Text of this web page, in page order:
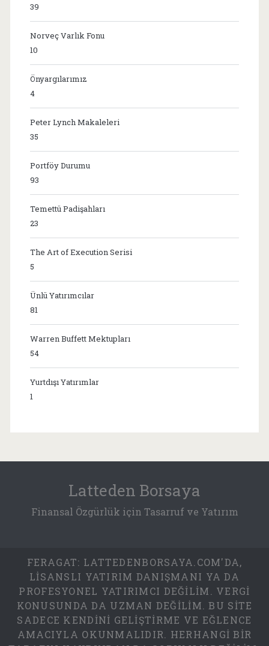
39
Norveç Varlık Fonu
10
Önyargılarımız
4
Peter Lynch Makaleleri
35
Portföy Durumu
93
Temettü Padişahları
23
The Art of Execution Serisi
5
Ünlü Yatırımcılar
81
Warren Buffett Mektupları
54
Yurtdışı Yatırımlar
1
Latteden Borsaya
Finansal Özgürlük için Tasarruf ve Yatırım
FERAGAT: LATTEDENBORSAYA.COM'DA,
LISANSLI YATIRIM DANIŞMANI YA DA
PROFESYONEL YATIRIMCI DEĞILIM. VERGI
KONUSUNDA DA UZMAN DEĞILIM. BU SITE
SADECE KENDINI GELIŞTIRME VE EĞLENCE
AMACIYLA OKUNMALIDIR. HERHANGI BIR